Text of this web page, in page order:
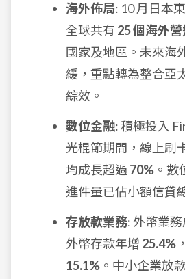
海外佈局: 10 月日本
全球共有 25 個海外
國家及地區。未來海
緩，重點轉為整合亞
綜效。
數位金融: 積極投入
光棍節期間，線上刷
均成長超過 70% 。數
進件量已佔小額信貸
存放款業務: 外幣業
外幣存款年增 25.4%
15.1% 。中小企業放